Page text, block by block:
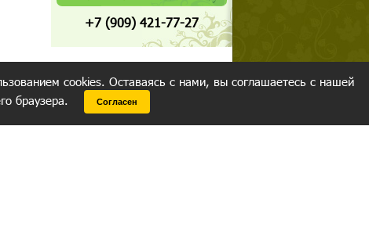
+7 (909) 421-77-27
cookies. Оставаясь с нами, вы соглашаетесь с нашей
браузера. Согласен